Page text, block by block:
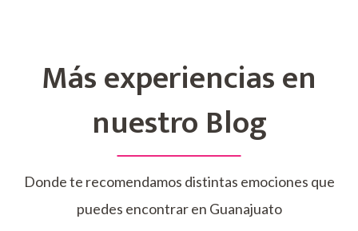
Más experiencias en
nuestro Blog
Donde te recomendamos distintas emociones que
puedes encontrar en Guanajuato